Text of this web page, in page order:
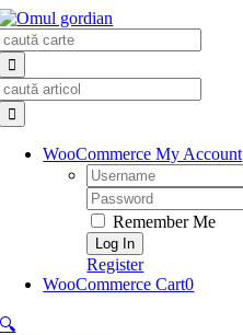
Skip
to
content
WooCommerce My Account
Username:
Password:
Remember Me
Register
WooCommerce Cart0
🔍